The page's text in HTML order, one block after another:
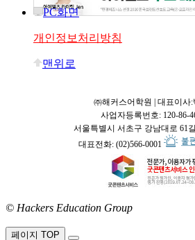
PC화면
개인정보처리방침
맨위로
㈜해커스어학원 | 대표이사:
사업자등록번호: 120-86-
서울특별시 서초구 강남대로 61
대표전화: (02)566-0001
© Hackers Education Group
페이지 TOP